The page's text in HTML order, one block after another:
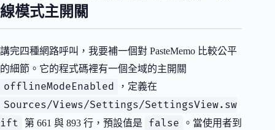
線模式主開關
講完四種網路呼叫，我要補一個對 PasteMemo 比較公平
的細節。它的程式碼裡有一個全域的主開關
offlineModeEnabled ，定義在
Sources/Views/Settings/SettingsView.sw
ift
第 661 與 893 行，預設值是 false
。當使用者到